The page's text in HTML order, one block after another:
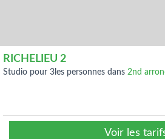
RICHELIEU 2
studio pour 3les personnes dans 2nd
Voir les